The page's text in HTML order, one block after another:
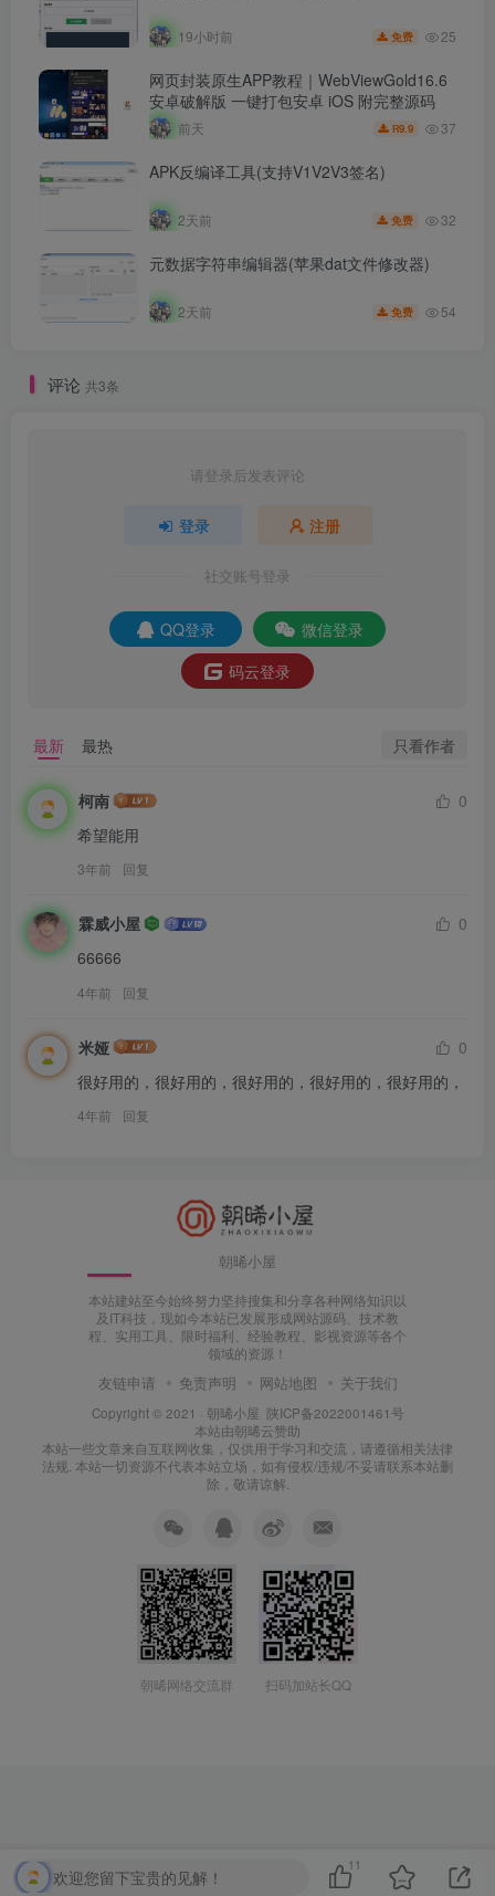
19小时前 免费 25
网页封装原生APP教程｜WebViewGold16.6
安卓破解版 一键打包安卓 iOS 附完整源码
前天 R9.9 37
APK反编译工具(支持V1V2V3签名)
2天前 免费 32
元数据字符串编辑器(苹果dat文件修改器)
2天前 免费 54
评论 共3条
请登录后发表评论
登录 注册
社交账号登录
QQ登录
微信登录
码云登录
最新 最热 只看作者
柯南
0
希望能用
3年前 回复
霖威小屋
0
66666
4年前 回复
米娅
0
很好用的，很好用的，很好用的，很好用的，很好用的，
4年前 回复
朝晞小屋
本站建站至今始终努力坚持搜集和分享各种网络知识以
及IT科技，现如今本站已发展形成网站源码、技术教
程、实用工具、限时福利、经验教程、影视资源等各个
领域的资源！
友链申请 免责声明 网站地图 关于我们
Copyright © 2021 · 朝晞小屋 陕ICP备2022001461号
本站由朝晞云赞助
本站一些文章来自互联网收集，仅供用于学习和交流，请遵循相关法律
法规. 本站一切资源不代表本站立场，如有侵权/违规/不妥请联系本站删
除，敬请谅解.
朝晞网络交流群 扫码加站长QQ
欢迎您留下宝贵的见解！
11